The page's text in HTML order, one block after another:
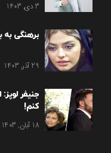
3 دی, 1403
برهنگی به
29 آذر, 1403
جنیفر
کنم!
18 آبان, 1403